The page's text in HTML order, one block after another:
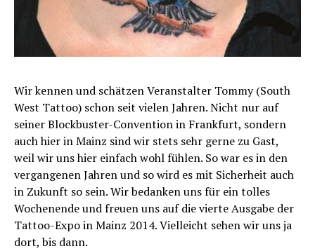
Wir kennen und schätzen Veranstalter Tommy (South
West Tattoo) schon seit vielen Jahren. Nicht nur auf
seiner Blockbuster-Convention in Frankfurt, sondern
auch hier in Mainz sind wir stets sehr gerne zu Gast,
weil wir uns hier einfach wohl fühlen. So war es in den
vergangenen Jahren und so wird es mit Sicherheit auch
in Zukunft so sein. Wir bedanken uns für ein tolles
Wochenende und freuen uns auf die vierte Ausgabe der
Tattoo-Expo in Mainz 2014. Vielleicht sehen wir uns ja
dort, bis dann.